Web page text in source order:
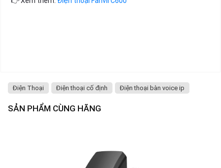
Điện Thoại Điện thoại cố định Điện thoại bàn voice ip
SẢN PHẨM CÙNG HÃNG